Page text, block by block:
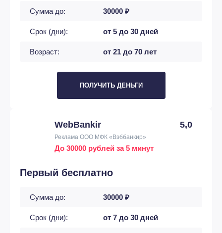
Сумма до: 30000 ₽
Срок (дни): от 5 до 30 дней
Возраст: от 21 до 70 лет
ПОЛУЧИТЬ ДЕНЬГИ
WebBankir 5,0
Реклама ООО МФК «Вэббанкир»
До 30000 рублей за 5 минут
Первый бесплатно
Сумма до: 30000 ₽
Срок (дни): от 7 до 30 дней